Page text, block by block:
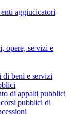
aggiudicatori
opere, servizi e
di beni e servizi
di appalti pubblici
pubblici di